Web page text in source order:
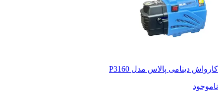
کارواش دینامی پالاس مدل P3160
ناموجود